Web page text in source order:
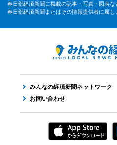
春日部経済新聞に掲載の記事・写真・図表
春日部経済新聞またはその情報提供者に属し
みんなの経済新聞ネットワーク
お問い合わせ